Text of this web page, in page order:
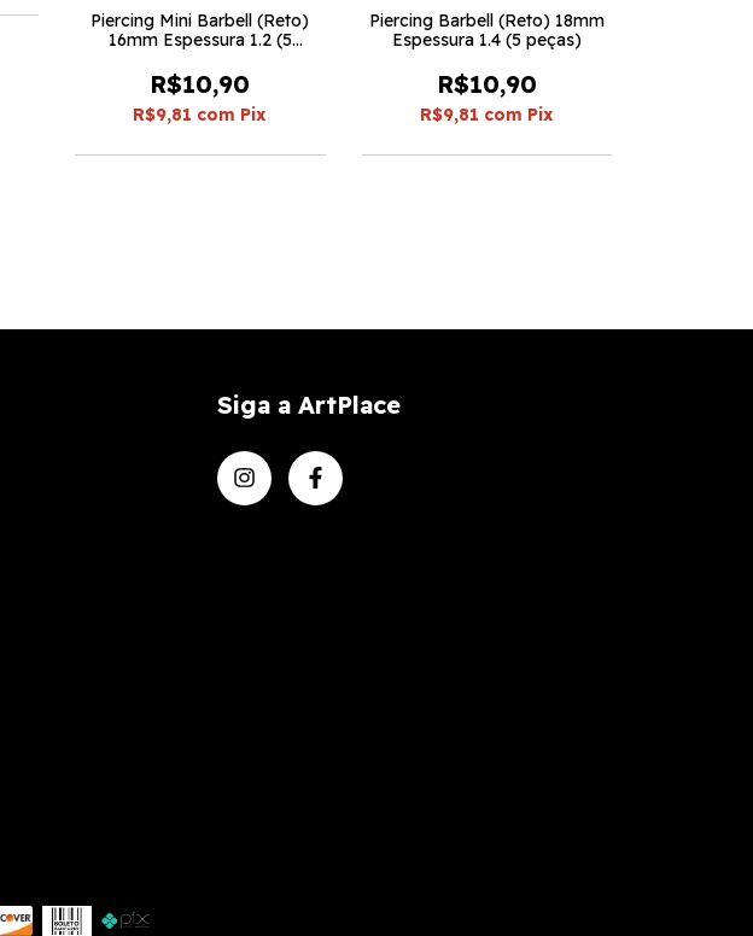
Piercing Mini Barbell (Reto)
16mm Espessura 1.2 (5
R$10,90
R$9,81 com Pix
Piercing Barbell (Reto) 18mm
Espessura 1.4 (5 peças)
R$10,90
R$9,81 com Pix
Siga a ArtPlace